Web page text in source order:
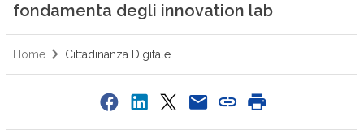
fondamenta degli innovation lab
Home Cittadinanza Digitale